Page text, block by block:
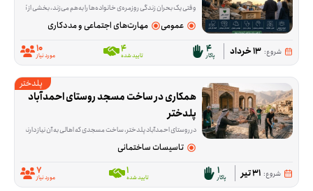
وقتی یک بحران زندگی روزمره‌ی خانواده‌ها را به‌هم می‌زند، بخشی از کمک‌ها در تأمین نیازهای اولیه خلاصه می‌شود و بخشی دیگر به بازسازی و جبران آسیب‌ها برمی‌گردد. این
عمومی مهارت‌های اجتماعی و مددکاری
شروع: 13 خرداد 4
پاکار 4
تایید شده 10
مورد نیاز
پلدختر
همکاری در ساخت مسجد روستای احمدآباد
پلدختر
در روستای احمدآباد پلدختر، ساخت مسجدی که اهالی به آن نیاز دارند هنوز ادامه دارد و این فرصت برای کمک در همین مسیر شکل گرفته است. داوطلب‌ها در کاری مشارکت
تاسیسات ساختمانی
شروع: 31 تیر 1پاکار 1تایید شده 7
مورد نیاز